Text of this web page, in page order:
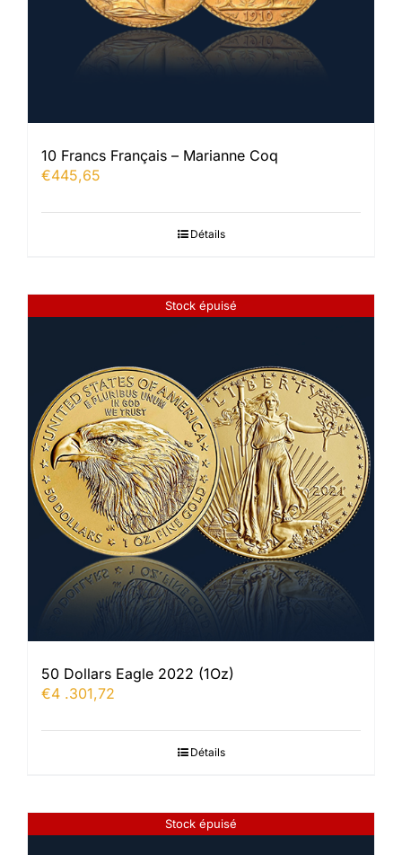
10 Francs Français – Marianne Coq
€445,65
Détails
Stock épuisé
50 Dollars Eagle 2022 (1Oz)
€4 .301,72
Détails
Stock épuisé